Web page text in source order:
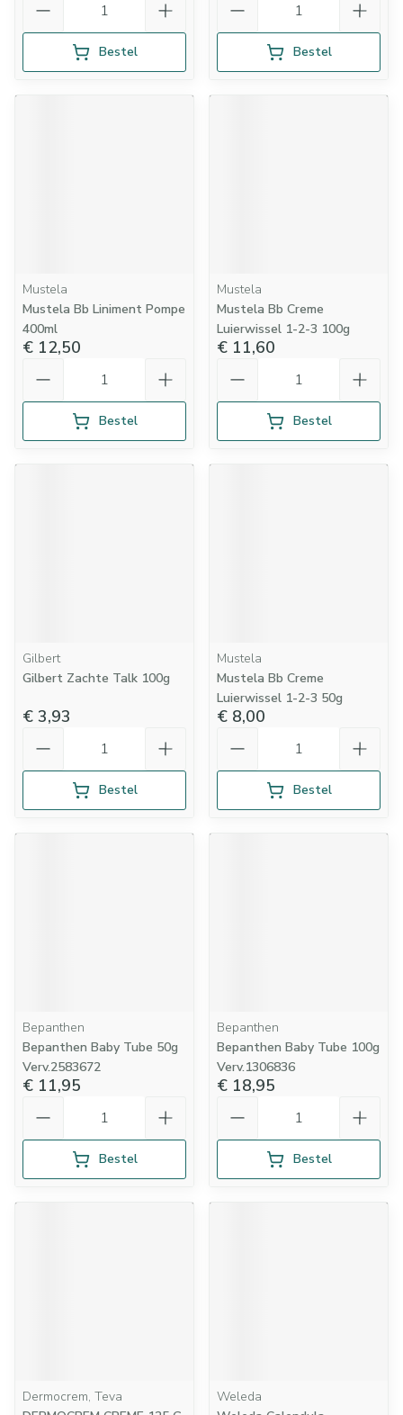
Bestel Bestel
Mustela
Mustela Bb Liniment Pompe
400ml
€ 12,50
Bestel
Mustela
Mustela Bb Creme
Luierwissel 1-2-3 100g
€ 11,60
Bestel
Gilbert
Gilbert Zachte Talk 100g
€ 3,93
Bestel
Mustela
Mustela Bb Creme
Luierwissel 1-2-3 50g
€ 8,00
Bestel
Bepanthen
Bepanthen Baby Tube 50g
Verv.2583672
€ 11,95
Bestel
Bepanthen
Bepanthen Baby Tube 100g
Verv.1306836
€ 18,95
Bestel
Dermocrem, Teva
Weleda